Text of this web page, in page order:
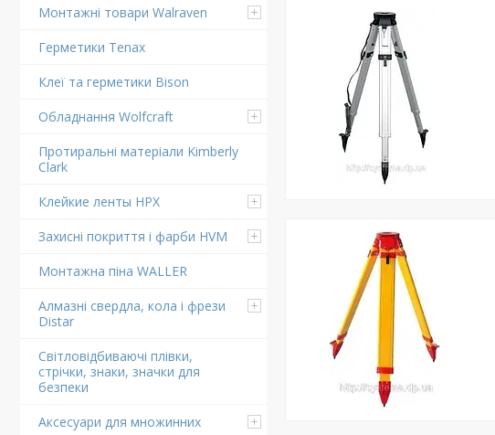
Монтажні товари Walraven
Герметики Tenax
Клеї та герметики Bison
Обладнання Wolfcraft
Протиральні матеріали Kimberly
Clark
Клейкие ленты HPX
Захисні покриття і фарби HVM
Монтажна піна WALLER
Алмазні свердла, кола і фрези
Distar
Світловідбиваючі плівки,
стрічки, знаки, значки для
безпеки
Аксесуари для множинних